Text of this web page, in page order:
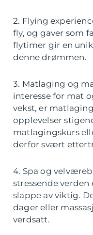
2. Flying
fly, og gaver som
flytimer gir en
denne drømmen.
3. Matlaging og
interesse for mat
vekst, er
opplevelser
matlagingskurs
derfor svært
4. Spa og
stressende verden
slappe av viktig.
dager eller
verdsatt.